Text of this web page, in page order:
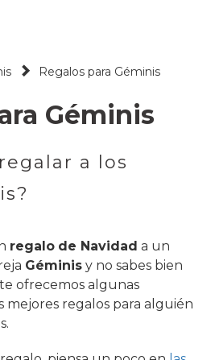
Regalos para Géminis
Géminis
a los
regalo de Navidad a un
Géminis y no sabes bien
ofrecemos algunas
mejores regalos para alguién